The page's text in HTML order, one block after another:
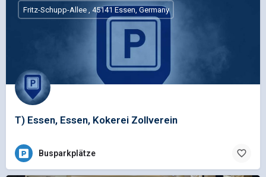
T) Essen, Essen, Kokerei Zollverein
Fritz-Schupp-Allee , 45141 Essen, Germany
Busparkplätze